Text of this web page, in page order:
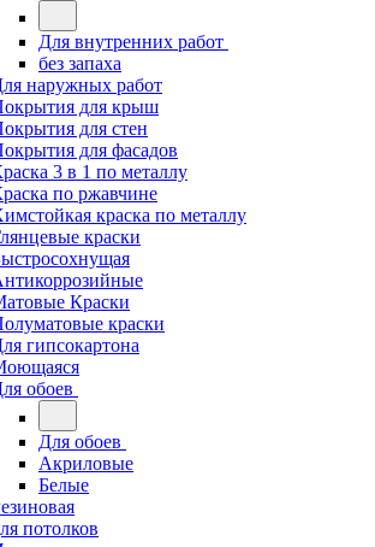
Для внутренних работ
без запаха
наружных работ
для крыш
для стен
для фасадов
3 в 1 по металлу
по ржавчине
краска по металлу
краски
Краски
краски
гипсокартона
обоев
Для обоев
Акриловые
Белые
потолков